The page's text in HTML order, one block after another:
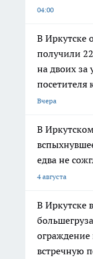
04:00
В Иркутске
получили
на двоих за
посетителя
Вчера
В
едва не
4 августа
В Иркутске
ограждение
встречную